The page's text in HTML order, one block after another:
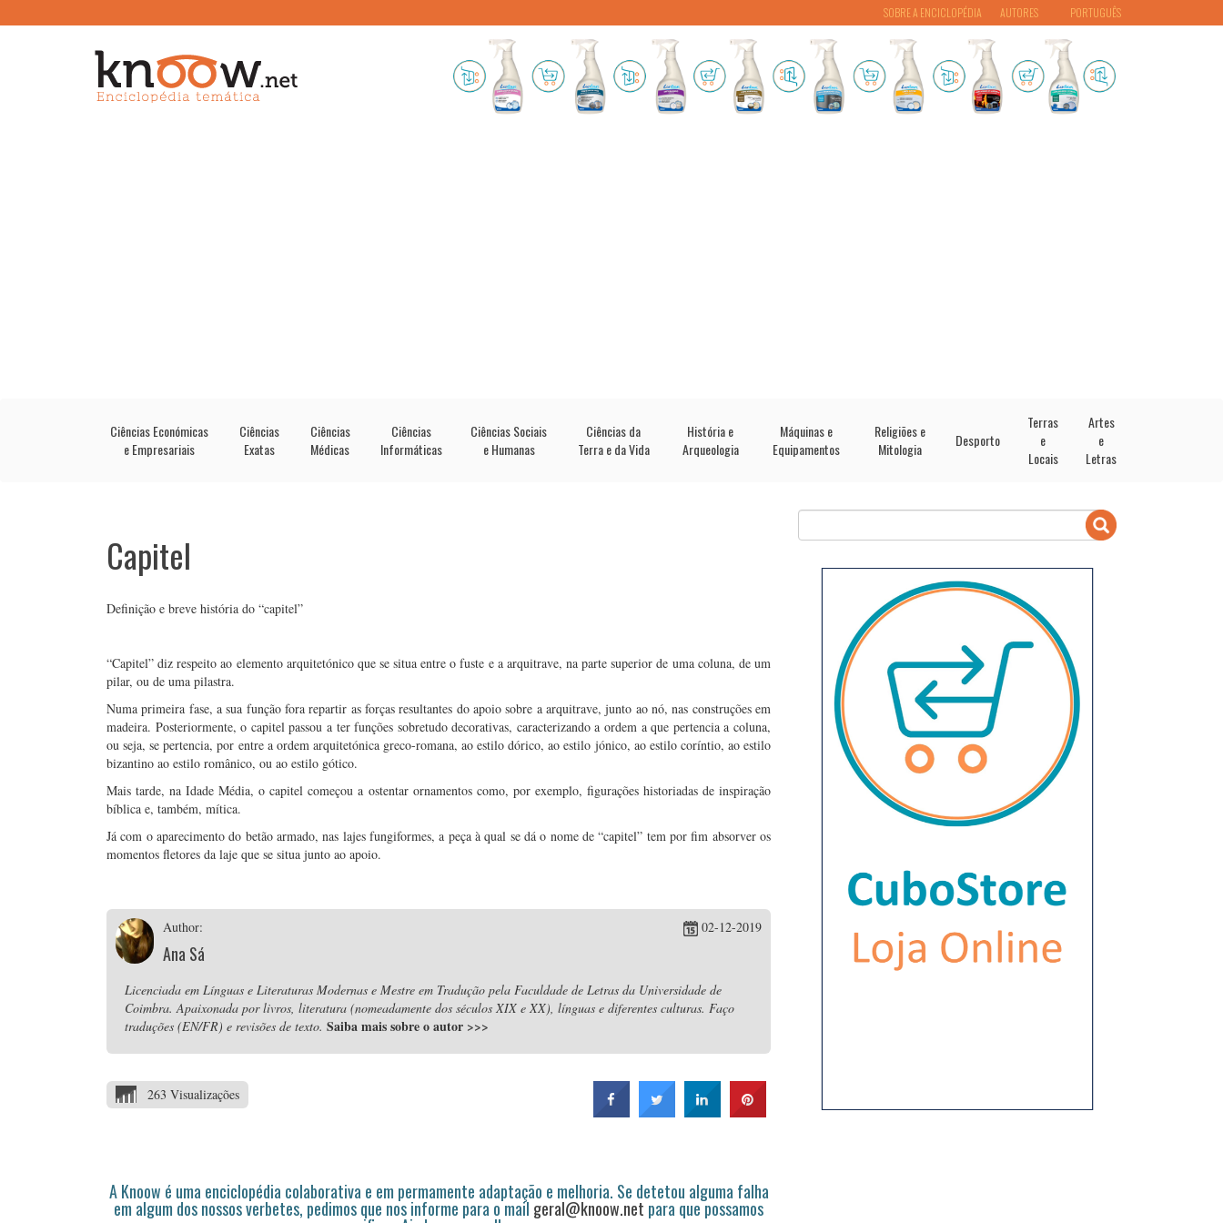
PORTUGUÊS
SOBRE A ENCICLOPÉDIA AUTORES
Ciências Económicas
e Empresariais
Ciências
Exatas
Ciências
Médicas
Ciências
Informáticas
Ciências Sociais
e Humanas
Ciências da
Terra e da Vida
História e
Arqueologia
Máquinas e
Equipamentos
Religiões e
Mitologia
Desporto
Terras
e
Locais
Artes
e
Letras
Capitel
Definição e breve história do “capitel”
“Capitel” diz respeito ao elemento arquitetónico que se situa entre o fuste e a arquitrave, na parte superior de uma coluna, de um
pilar, ou de uma pilastra.
Numa primeira fase, a sua função fora repartir as forças resultantes do apoio sobre a arquitrave, junto ao nó, nas construções em
madeira. Posteriormente, o capitel passou a ter funções sobretudo decorativas, caracterizando a ordem a que pertencia a coluna,
ou seja, se pertencia, por entre a ordem arquitetónica greco-romana, ao estilo dórico, ao estilo jónico, ao estilo coríntio, ao estilo
bizantino ao estilo românico, ou ao estilo gótico.
Mais tarde, na Idade Média, o capitel começou a ostentar ornamentos como, por exemplo, figurações historiadas de inspiração
bíblica e, também, mítica.
Já com o aparecimento do betão armado, nas lajes fungiformes, a peça à qual se dá o nome de “capitel” tem por fim absorver os
momentos fletores da laje que se situa junto ao apoio.
Author:
Ana Sá
02-12-2019
Licenciada em Línguas e Literaturas Modernas e Mestre em Tradução pela Faculdade de Letras da Universidade de
Coimbra. Apaixonada por livros, literatura (nomeadamente dos séculos XIX e XX), línguas e diferentes culturas. Faço
traduções (EN/FR) e revisões de texto. Saiba mais sobre o autor >>>
263 Visualizações
A Knoow é uma enciclopédia colaborativa e em permamente adaptação e melhoria. Se detetou alguma falha
em algum dos nossos verbetes, pedimos que nos informe para o mail geral@knoow.net para que possamos